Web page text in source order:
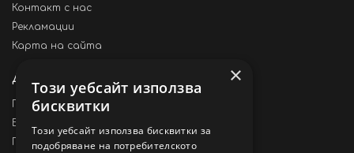
Контакт с нас
Рекламации
Карта на сайта
Други
Производители
Ваучери
Промоции
×
Този уебсайт използва
бисквитки
Този уебсайт използва бисквитки за
подобряване на потребителското